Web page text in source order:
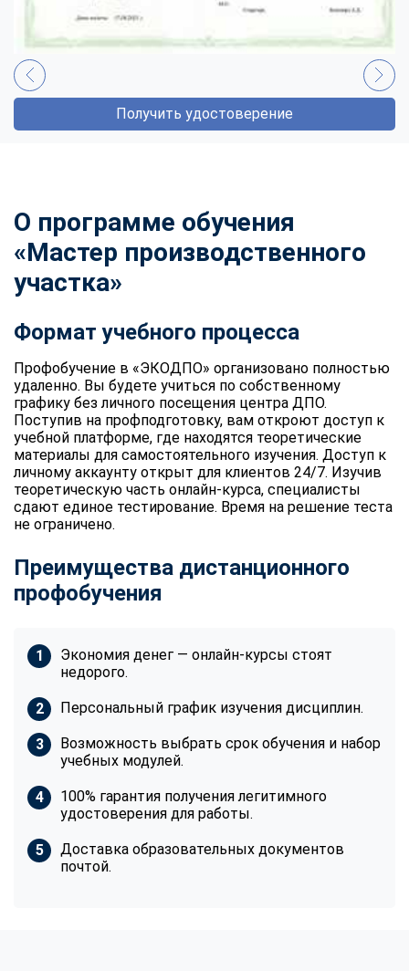
Получить удостоверение
О программе обучения
«Мастер производственного
участка»
Формат учебного процесса
Профобучение в «ЭКОДПО» организовано полностью
удаленно. Вы будете учиться по собственному
графику без личного посещения центра ДПО.
Поступив на профподготовку, вам откроют доступ к
учебной платформе, где находятся теоретические
материалы для самостоятельного изучения. Доступ к
личному аккаунту открыт для клиентов 24/7. Изучив
теоретическую часть онлайн-курса, специалисты
сдают единое тестирование. Время на решение теста
не ограничено.
Преимущества дистанционного
профобучения
Экономия денег — онлайн-курсы стоят
недорого.
Персональный график изучения дисциплин.
Возможность выбрать срок обучения и набор
учебных модулей.
100% гарантия получения легитимного
удостоверения для работы.
Доставка образовательных документов
почтой.